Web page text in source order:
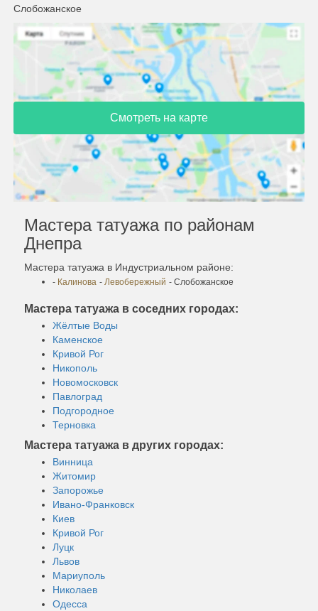
Слобожанское
Смотреть на карте
Мастера татуажа по районам
Днепра
Мастера татуажа в Индустриальном районе:
- Калинова - Левобережный - Слобожанское
Мастера татуажа в соседних городах:
Жёлтые Воды
Каменское
Кривой Рог
Никополь
Новомосковск
Павлоград
Подгородное
Терновка
Мастера татуажа в других городах:
Винница
Житомир
Запорожье
Ивано-Франковск
Киев
Кривой Рог
Луцк
Львов
Мариуполь
Николаев
Одесса